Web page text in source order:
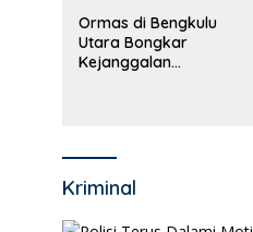
Ormas di Bengkulu
Utara Bongkar
Kejanggalan
Kriminal